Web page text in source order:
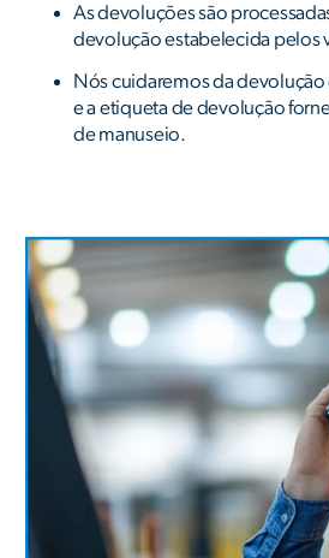
As devoluções são
devolução estabelecida pelos
Nós cuidaremos da
e a etiqueta de devolução
de manuseio.